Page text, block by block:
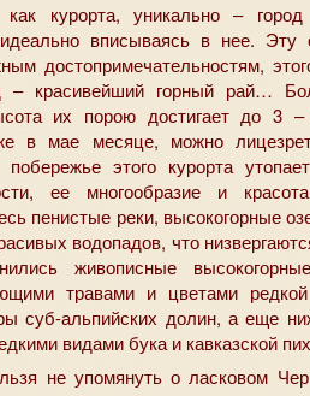
курорта, уникально –
вписываясь в нее. Эту
достопримечательностям,
– красивейший горный рай…
их порою достигает до 3
в мае месяце, можно
этого курорта
ее многообразие и
пенистые реки, высокогорные
водопадов, что
живописные
травами и цветами
суб-альпийских долин, а еще
видами бука и кавказской
не упомянуть о ласковом